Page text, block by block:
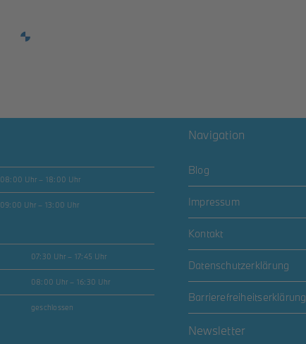
08:00 Uhr – 18:00 Uhr
09:00 Uhr – 13:00 Uhr
07:30 Uhr – 17:45 Uhr
08:00 Uhr – 16:30 Uhr
geschlossen
Navigation
Blog
Impressum
Kontakt
Datenschutzerklärung
Barrierefreiheitserklärung
Newsletter